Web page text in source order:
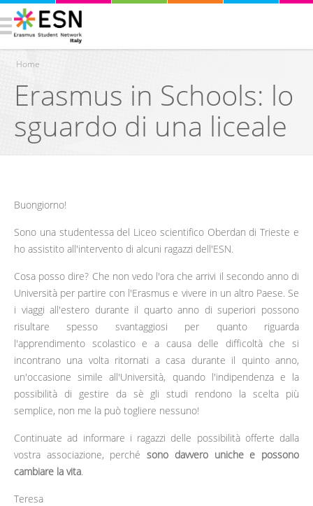
Tu sei qui
Home
Erasmus in Schools: lo
sguardo di una liceale
Buongiorno!
Sono una studentessa del Liceo scientifico Oberdan di Trieste e
ho assistito all'intervento di alcuni ragazzi dell'ESN.
Cosa posso dire? Che non vedo l'ora che arrivi il secondo anno di
Università per partire con l'Erasmus e vivere in un altro Paese. Se
i viaggi all'estero durante il quarto anno di superiori possono
risultare spesso svantaggiosi per quanto riguarda
l'apprendimento scolastico e a causa delle difficoltà che si
incontrano una volta ritornati a casa durante il quinto anno,
un'occasione simile all'Università, quando l'indipendenza e la
possibilità di gestire da sè gli studi rendono la scelta più
semplice, non me la può togliere nessuno!
Continuate ad informare i ragazzi delle possibilità offerte dalla
vostra associazione, perchésono davvero uniche e possono
cambiare la vita.
Teresa